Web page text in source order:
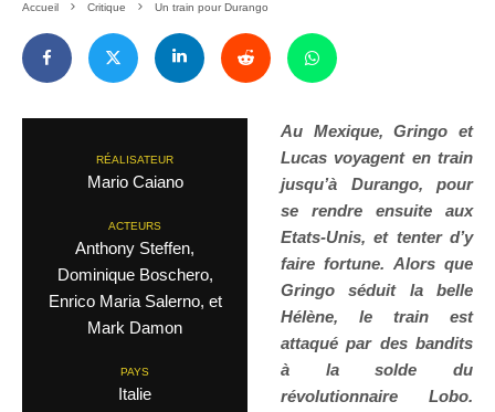
Accueil Critique Un train pour Durango
RÉALISATEUR
Mario Caiano
ACTEURS
Anthony Steffen,
Dominique Boschero,
Enrico Maria Salerno, et
Mark Damon
PAYS
Italie
Au Mexique, Gringo et
Lucas voyagent en train
jusqu’à Durango, pour
se rendre ensuite aux
Etats-Unis, et tenter d’y
faire fortune. Alors que
Gringo séduit la belle
Hélène, le train est
attaqué par des bandits
à la solde du
révolutionnaire Lobo.